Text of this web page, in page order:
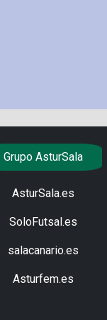
Grupo AsturSala
AsturSala.es
SoloFutsal.es
salacanario.es
Asturfem.es